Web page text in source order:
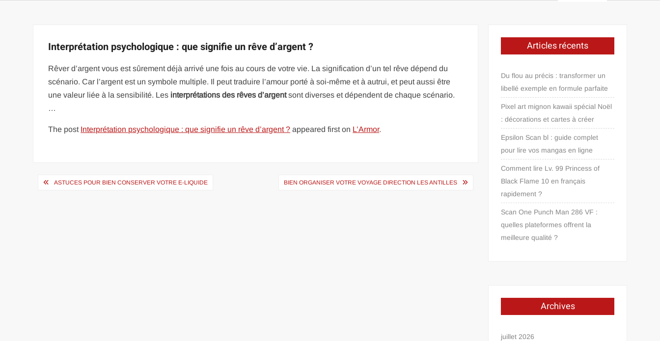
Interprétation psychologique : que signifie un rêve d’argent ?
Rêver d’argent vous est sûrement déjà arrivé une fois au cours de votre vie. La signification d’un tel rêve dépend du
scénario. Car l’argent est un symbole multiple. Il peut traduire l’amour porté à soi-même et à autrui, et peut aussi être
une valeur liée à la sensibilité. Les interprétations des rêves d’argentsont diverses et dépendent de chaque scénario.
…
The post Interprétation psychologique : que signifie un rêve d’argent ? appeared first on L’Armor.
Navigation
ASTUCES POUR BIEN CONSERVER VOTRE E-LIQUIDE BIEN ORGANISER VOTRE VOYAGE DIRECTION LES ANTILLES
Articles récents
Du flou au précis : transformer un
libellé exemple en formule parfaite
Pixel art mignon kawaii spécial Noël
: décorations et cartes à créer
Epsilon Scan bl : guide complet
pour lire vos mangas en ligne
Comment lire Lv. 99 Princess of
Black Flame 10 en français
rapidement ?
Scan One Punch Man 286 VF :
quelles plateformes offrent la
meilleure qualité ?
Archives
juillet 2026